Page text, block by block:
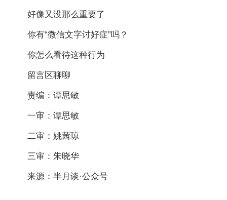
好像又没那么重要了
你有“微信文字讨好症”吗？
你怎么看待这种行为
留言区聊聊
责编：谭思敏
一审：谭思敏
二审：姚茜琼
三审：朱晓华
来源：半月谈·公众号